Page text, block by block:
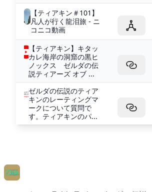
【ティアキン＃101】
凡人が行く龍泪旅 - ニ
コニコ動画
【ティアキン】キタッ
カレ海岸の洞窟の黒ヒ
ノックス ゼルダの伝
説ティアーズ オブ ...
ゼルダの伝説のティア
キンのレーティングマ
ークについて質問で
す。ティアキンのパ...